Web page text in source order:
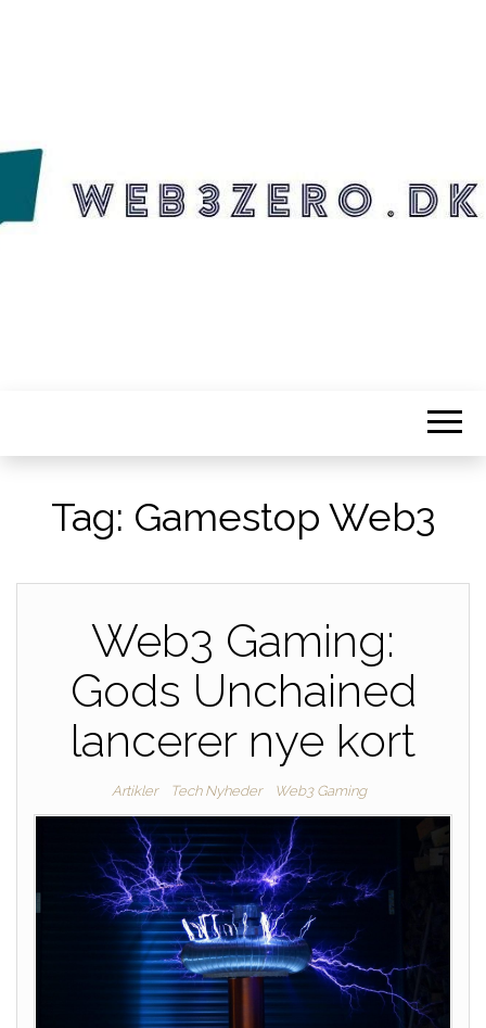
WEB3ZERO.DK
Web3zero.dk
Tag: Gamestop Web3
Web3 Gaming:
Gods Unchained
lancerer nye kort
Artikler Tech Nyheder Web3 Gaming